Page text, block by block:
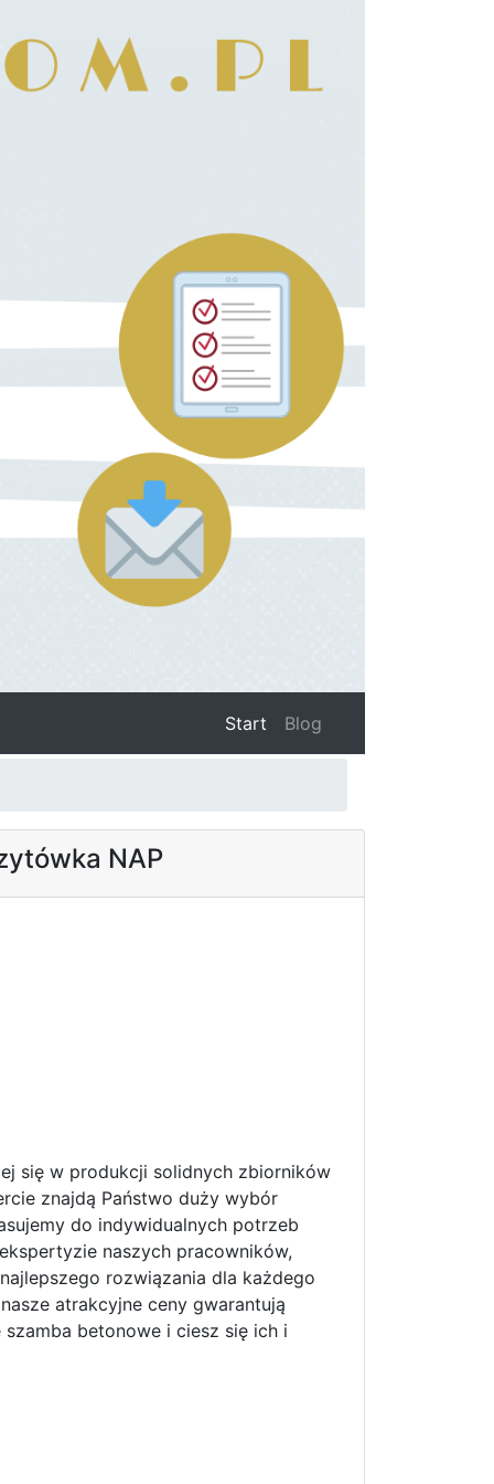
Start (current)
Blog
NAP
się w produkcji solidnych zbiorników
znajdą Państwo duży wybór
do indywidualnych potrzeb
naszych pracowników,
rozwiązania dla każdego
atrakcyjne ceny gwarantują
betonowe i ciesz się ich i